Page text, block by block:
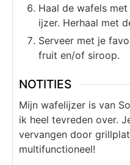
Haal de wafels
ijzer. Herhaal met
Serveer met je
fruit en/of siroop.
NOTITIES
Mijn wafelijzer is van
ik heel tevreden over.
vervangen door
multifunctioneel!